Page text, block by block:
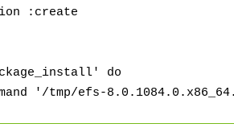
do
'/tmp/efs-